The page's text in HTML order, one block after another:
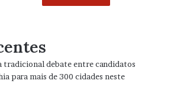
tradicional debate entre candidatos
para mais de 300 cidades neste